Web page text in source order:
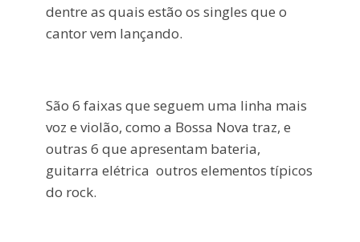
dentre as quais estão os singles que o
cantor vem lançando.
São 6 faixas que seguem uma linha mais
voz e violão, como a Bossa Nova traz, e
outras 6 que apresentam bateria,
guitarra elétrica outros elementos típicos
do rock.